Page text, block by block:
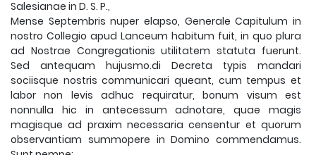
Salesianae in D. S. P.,
Mense Septembris nuper elapso, Generale Capitulum in
nostro Collegio apud Lanceum habitum fuit, in quo plura
ad Nostrae Congregationis utilitatem statuta fuerunt.
Sed antequam hujusmo.di Decreta typis mandari
sociisque nostris communicari queant, cum tempus et
labor non levis adhuc requiratur, bonum visum est
nonnulla hic in antecessum adnotare, quae magis
magisque ad praxim necessaria censentur et quorum
observantiam summopere in Domino commendamus.